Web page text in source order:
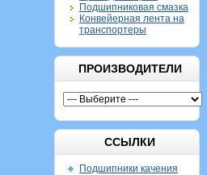
Подшипниковая смазка
Конвейерная лента на
транспортеры
ПРОИЗВОДИТЕЛИ
ССЫЛКИ
Подшипники качения